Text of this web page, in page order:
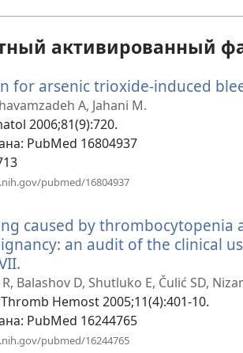
активированный
for arsenic trioxide-induced
A, Jahani M.
2006;81(9):720.
‎: PubMed 16804937
pubmed/16804937
окне)
caused by thrombocytopenia
an audit of the clinical
в
новом
окне)
Balashov D, Shutluko E, Čulić SD,
Hemost 2005;11(4):401-10.
‎: PubMed 16244765
pubmed/16244765